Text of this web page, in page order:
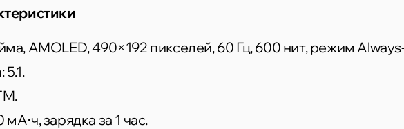
AMOLED, 490×192 пикселей, 60 Гц, 600 нит, режим
зарядка за 1 час.